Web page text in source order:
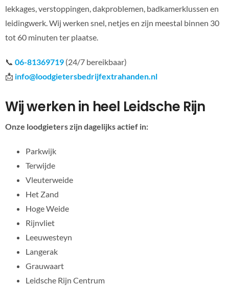
lekkages, verstoppingen, dakproblemen, badkamerklussen en
leidingwerk. Wij werken snel, netjes en zijn meestal binnen 30
tot 60 minuten ter plaatse.
📞 06-81369719(24/7 bereikbaar)
📩 info@loodgietersbedrijfextrahanden.nl
Wij werken in heel Leidsche Rijn
Onze loodgieters zijn dagelijks actief in:
Parkwijk
Terwijde
Vleuterweide
Het Zand
Hoge Weide
Rijnvliet
Leeuwesteyn
Langerak
Grauwaart
Leidsche Rijn Centrum